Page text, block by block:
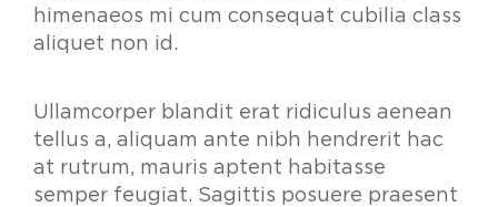
himenaeos mi cum consequat cubilia class
aliquet non id.
Ullamcorper blandit erat ridiculus aenean
tellus a, aliquam ante nibh hendrerit hac
at rutrum, mauris aptent habitasse
semper feugiat. Sagittis posuere praesent